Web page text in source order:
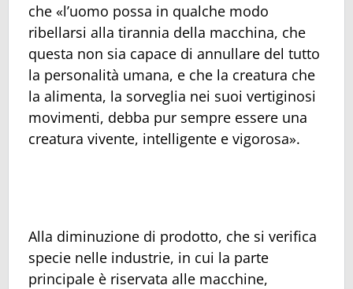
che «l’uomo possa in qualche modo
ribellarsi alla tirannia della macchina, che
questa non sia capace di annullare del tutto
la personalità umana, e che la creatura che
la alimenta, la sorveglia nei suoi vertiginosi
movimenti, debba pur sempre essere una
creatura vivente, intelligente e vigorosa».
Alla diminuzione di prodotto, che si verifica
specie nelle industrie, in cui la parte
principale è riservata alle macchine,